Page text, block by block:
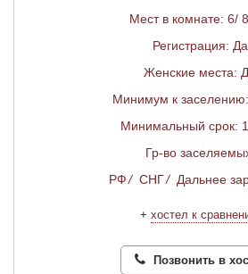
Мест в комнате: 6/
Регистрация: Да
Женские места:
Минимум к заселению:
Минимальный срок:
Гр-во
РФ/ СНГ/ Дальнее
+ хостел к
Позвонить в